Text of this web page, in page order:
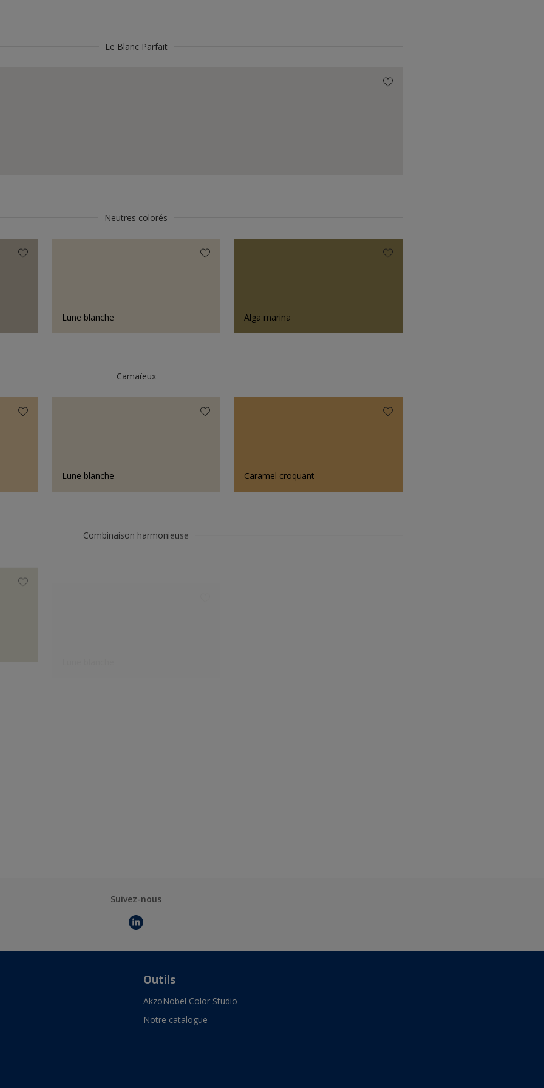
Le Blanc Parfait
Neutres colorés
Lune blanche Alga marina
Camaïeux
Lune blanche Caramel croquant
Combinaison harmonieuse
Suivez-nous
Outils
AkzoNobel Color Studio
Notre catalogue